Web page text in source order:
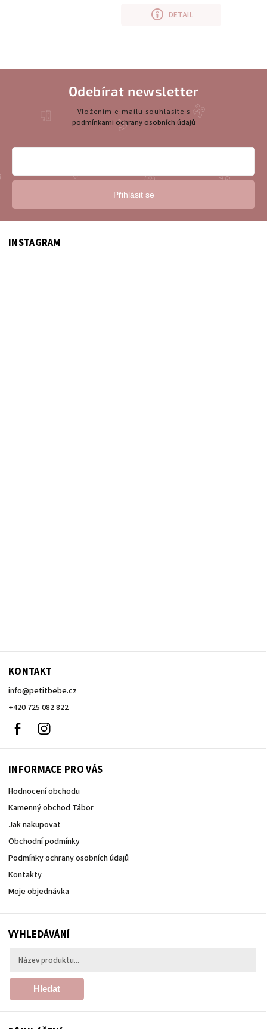
DETAIL
KONTAKT
info@petitbebe.cz
+420 725 082 822
Facebook
INFORMACE PRO VÁS
Hodnocení obchodu
Kamenný obchod Tábor
Jak nakupovat
Obchodní podmínky
Podmínky ochrany osobních údajů
Kontakty
Moje objednávka
VYHLEDÁVÁNÍ
Hledat
INSTAGRAM
Odebírat newsletter
Vložením e-mailu souhlasíte s
podmínkami ochrany osobních údajů
Přihlásit se